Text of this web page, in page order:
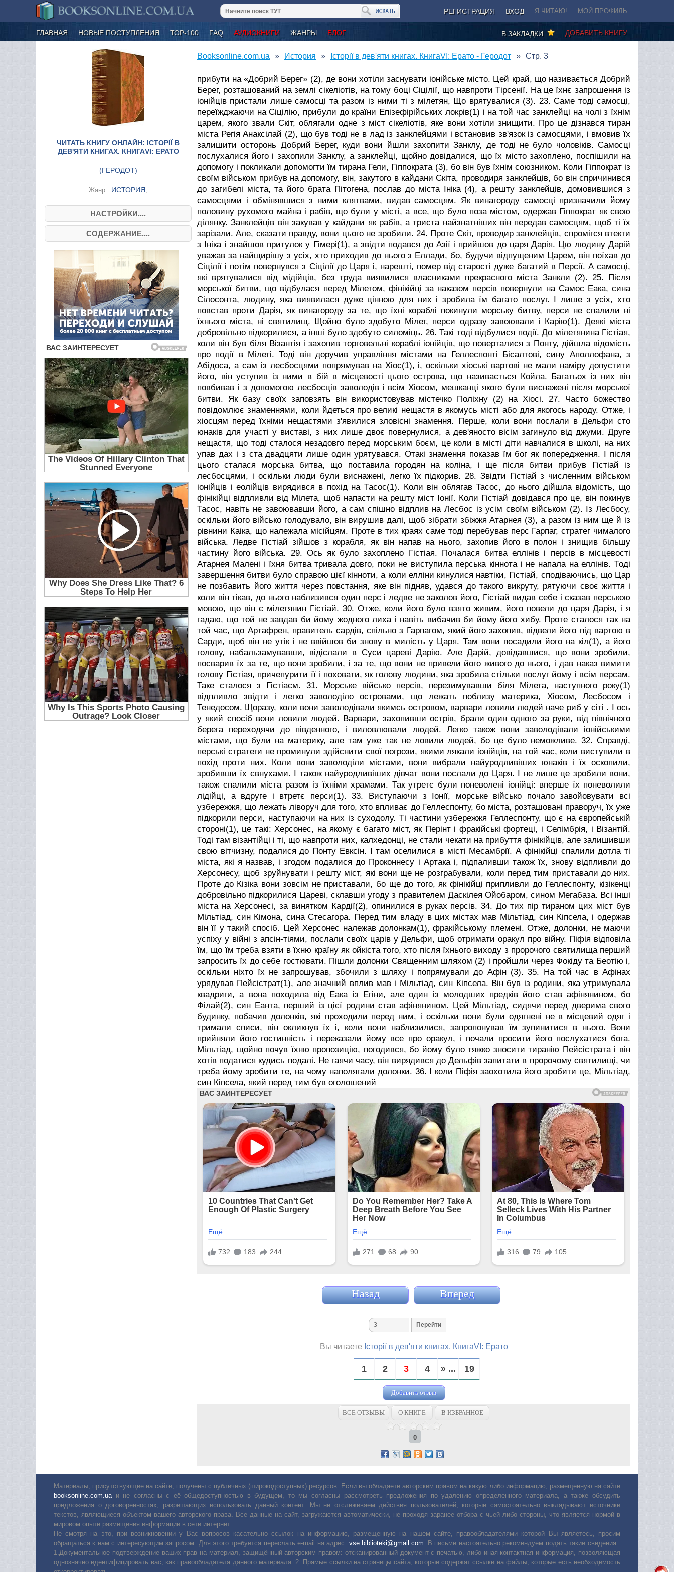
РЕГИСТРАЦИЯ ВХОД Я ЧИТАЮ! МОЙ ПРОФИЛЬ
ГЛАВНАЯ НОВЫЕ ПОСТУПЛЕНИЯ ТОР-100 FAQ АУДИОКНИГИ ЖАНРЫ БЛОГ ДОБАВИТЬ КНИГУ
В ЗАКЛАДКИ
ЧИТАТЬ КНИГУ ОНЛАЙН: ІСТОРІЇ В
ДЕВ'ЯТИ КНИГАХ. КНИГАVI: ЕРАТО
(ГЕРОДОТ)
Жанр : ИСТОРИЯ;
НАСТРОЙКИ....
СОДЕРЖАНИЕ....
Booksonline.com.ua История Історії в дев'яти книгах. КнигаVI: Ерато - Геродот Стр. 3
прибути на «Добрий Берег» (2), де вони хотіли заснувати іонійське місто. Цей край, що називається Добрий
Берег, розташований на землі сікеліотів, на тому боці Сіцілії, що навпроти Тірсенії. На це їхнє запрошення із
іонійців пристали лише самосці та разом із ними ті з мілетян, Що врятувалися (3). 23. Саме тоді самосці,
переїжджаючи на Сіцілію, прибули до країни Епізефірійських локрів(1) і на той час занклейці на чолі з їхнім
царем, якого звали Скіт, облягали одне з міст сікеліотів, яке вони хотіли знищити. Про це дізнався тиран
міста Регія Анаксілай (2), що був тоді не в лад із занклейцями і встановив зв'язок із самосцями, і вмовив їх
залишити осторонь Добрий Берег, куди вони йшли захопити Занклу, де тоді не було чоловіків. Самосці
послухалися його і захопили Занклу, а занклейці, щойно довідалися, що їх місто захоплено, поспішили на
допомогу і покликали допомогти їм тирана Гели, Гіппократа (3), бо він був їхнім союзником. Коли Гіппократ із
своїм військом прибув на допомогу, він, закутого в кайдани Скіта, проводиря занклейців, бо він спричинився
до загибелі міста, та його брата Пітогена, послав до міста Ініка (4), а решту занклейців, домовившися з
самосцями і обмінявшися з ними клятвами, видав самосцям. Як винагороду самосці призначили йому
половину рухомого майна і рабів, що були у місті, а все, що було поза містом, одержав Гіппократ як свою
ділянку. Занклейців він закував у кайдани як рабів, а триста найзнатніших він передав самосцям, щоб ті їх
зарізали. Але, сказати правду, вони цього не зробили. 24. Проте Скіт, проводир занклейців, спромігся втекти
з Ініка і знайшов притулок у Гімері(1), а звідти подався до Азії і прийшов до царя Дарія. Цю людину Дарій
уважав за найщирішу з усіх, хто приходив до нього з Еллади, бо, будучи відпущеним Царем, він поїхав до
Сіцілії і потім повернувся з Сіцілії до Царя і, нарешті, помер від старості дуже багатий в Персії. А самосці,
які врятувалися від мідійців, без труда виявилися власниками прекрасного міста Занкли (2). 25. Після
морської битви, що відбулася перед Мілетом, фінікійці за наказом персів повернули на Самос Еака, сина
Сілосонта, людину, яка виявилася дуже цінною для них і зробила їм багато послуг. І лише з усіх, хто
повстав проти Дарія, як винагороду за те, що їхні кораблі покинули морську битву, перси не спалили ні
їхнього міста, ні святилищ. Щойно було здобуто Мілет, перси одразу завоювали і Карію(1). Деякі міста
добровільно підкорилися, а інші було здобуто силоміць. 26. Такі тоді відбулися події. До мілетянина Гістіая,
коли він був біля Візантія і захопив торговельні кораблі іонійців, що поверталися з Понту, дійшла відомість
про події в Мілеті. Тоді він доручив управління містами на Геллеспонті Бісалтові, сину Аполлофана, з
Абідоса, а сам із лесбосцями попрямував на Хіос(1), і, оскільки хіоські вартові не мали наміру допустити
його, він уступив із ними в бій в місцевості цього острова, що називається Койла. Багатьох із них він
повбивав і з допомогою лесбосців заволодів і всім Хіосом, мешканці якого були виснажені після морської
битви. Як базу своїх заповзять він використовував містечко Поліхну (2) на Хіосі. 27. Часто божество
повідомлює знаменнями, коли йдеться про великі нещастя в якомусь місті або для якогось народу. Отже, і
хіосцям перед їхніми нещастями з'явилися зловісні знамення. Перше, коли вони послали в Дельфи сто
юнаків для участі у виставі, з них лише двоє повернулися, а дев'яносто вісім загинуло від джуми. Друге
нещастя, що тоді сталося незадовго перед морським боєм, це коли в місті діти навчалися в школі, на них
упав дах і з ста двадцяти лише один урятувався. Отакі знамення показав їм бог як попередження. І після
цього сталася морська битва, що поставила городян на коліна, і ще після битви прибув Гістіай із
лесбосцями, і оскільки люди були виснажені, легко їх підкорив. 28. Звідти Гістіай з численним військом
іонійців і еолійців вирядився в похід на Тасос(1). Коли він облягав Тасос, до нього дійшла відомість, що
фінікійці відпливли від Мілета, щоб напасти на решту міст Іонії. Коли Гістіай довідався про це, він покинув
Тасос, навіть не завоювавши його, а сам спішно відплив на Лесбос із усім своїм військом (2). Із Лесбосу,
оскільки його військо голодувало, він вирушив далі, щоб зібрати збіжжя Атарнея (3), а разом із ним ще й із
рівнини Каіка, що належала місійцям. Проте в тих краях саме тоді перебував перс Гарпаг, стратег чималого
війська. Ледве Гістіай зійшов з корабля, як він напав на нього, захопив його в полон і знищив більшу
частину його війська. 29. Ось як було захоплено Гістіая. Почалася битва еллінів і персів в місцевості
Атарнея Малені і їхня битва тривала довго, поки не виступила перська кіннота і не напала на еллінів. Тоді
завершення битви було справою цієї кінноти, а коли елліни кинулися навтіки, Гістіай, сподіваючись, що Цар
не позбавить його життя через повстання, яке він підняв, удався до такого викруту, рятуючи своє життя і
коли він тікав, до нього наблизився один перс і ледве не заколов його, Гістіай видав себе і сказав перською
мовою, що він є мілетянин Гістіай. 30. Отже, коли його було взято живим, його повели до царя Дарія, і я
гадаю, що той не завдав би йому жодного лиха і навіть вибачив би йому його хибу. Проте сталося так на
той час, що Артафрен, правитель сардів, спільно з Гарпагом, який його захопив, відвели його під вартою в
Сарди, щоб він не утік і не ввійшов би знову в милість у Царя. Там вони посадили його на кіл(1), а його
голову, набальзамувавши, відіслали в Суси цареві Дарію. Але Дарій, довідавшися, що вони зробили,
посварив їх за те, що вони зробили, і за те, що вони не привели його живого до нього, і дав наказ вимити
голову Гістіая, причепурити її і поховати, як голову людини, яка зробила стільки послуг йому і всім персам.
Таке сталося з Гістіаєм.
31. Морське військо персів, перезимувавши біля Мілета, наступного року(1)
відпливло звідти і легко заволоділо островами, що лежать поблизу материка, Хіосом, Лесбосом і
Тенедосом. Щоразу, коли вони заволодівали якимсь островом, варвари ловили людей наче риб у сіті . І ось
у який спосіб вони ловили людей. Варвари, захопивши острів, брали один одного за руки, від північного
берега переходячи до південного, і виловлювали людей.
Легко також вони заволодівали іонійськими
містами, що були на материку, але там уже так не ловили людей, бо це було неможливе. 32. Справді,
перські стратеги не проминули здійснити свої погрози, якими лякали іонійців, на той час, коли виступили в
похід проти них. Коли вони заволоділи містами, вони вибрали найуродливіших юнаків і їх оскопили,
зробивши їх євнухами. І також найуродливіших дівчат вони послали до Царя. І не лише це зробили вони,
також спалили міста разом із їхніми храмами. Так утретє були поневолені іонійці: вперше їх поневолили
лідійці, а вдруге і втретє перси(1).
33. Виступаючи з Іонії, морське військо почало завойовувати всі
узбережжя, що лежать ліворуч для того, хто впливає до Геллеспонту, бо міста, розташовані праворуч, їх уже
підкорили перси, наступаючи на них із суходолу. Ті частини узбережжя Геллеспонту, що є на європейській
стороні(1), це такі: Херсонес, на якому є багато міст, як Перінт і фракійські фортеці, і Селімбрія, і Візантій.
Тоді там візантійці і ті, що навпроти них, калхедонці, не стали чекати на прибуття фінікійців, але залишивши
свою вітчизну, подалися до Понту Евксін. І там оселилися в місті Месамбрії. А фінікійці спалили дотла ті
міста, які я назвав, і згодом подалися до Проконнесу і Артака і, підпаливши також їх, знову відпливли до
Херсонесу, щоб зруйнувати і решту міст, які вони ще не розграбували, коли перед тим приставали до них.
Проте до Кізіка вони зовсім не приставали, бо ще до того, як фінікійці припливли до Геллеспонту, кізікенці
добровільно підкорилися Цареві, склавши угоду з правителем Даскілея Ойобаром, сином Мегабаза. Всі інші
міста на Херсонесі, за винятком Кардії(2), опинилися в руках персів. 34. До тих пір тираном цих міст був
Мільтіад, син Кімона, сина Стесагора. Перед тим владу в цих містах мав Мільтіад, син Кіпсела, і одержав
він її у такий спосіб. Цей Херсонес належав долонкам(1), фракійському племені. Отже, долонки, не маючи
успіху у війні з апсін-тіями, послали своїх царів у Дельфи, щоб отримати оракул про війну. Піфія відповіла
їм, що їм треба взяти в їхню країну як ойкіста того, хто після їхнього виходу з пророчого святилища перший
запросить їх до себе гостювати. Пішли долонки Священним шляхом (2) і пройшли через Фокіду та Беотію і,
оскільки ніхто їх не запрошував, збочили з шляху і попрямували до Афін (3). 35. На той час в Афінах
урядував Пейсістрат(1), але значний вплив мав і Мільтіад, син Кіпсела. Він був із родини, яка утримувала
квадриги, а вона походила від Еака із Егіни, але один із молодших предків його став афінянином, бо
Філай(2), син Еанта, перший із цієї родини став афінянином. Цей Мільтіад, сидячи перед дверима свого
будинку, побачив долонків, які проходили перед ним, і оскільки вони були одягнені не в місцевий одяг і
тримали списи, він окликнув їх і, коли вони наблизилися, запропонував їм зупинитися в нього. Вони
прийняли його гостинність і переказали йому все про оракул, і почали просити його послухатися бога.
Мільтіад, щойно почув їхню пропозицію, погодився, бо йому було тяжко зносити тиранію Пейсістрата і він
хотів податися кудись подалі. Не гаячи часу, він вирядився до Дельфів запитати в пророчому святилищі, чи
треба йому зробити те, на чому наполягали долонки. 36. І коли Піфія заохотила його зробити це, Мільтіад,
син Кіпсела, який перед тим був оголошений
Назад Вперед
Вы читаете Історії в дев'яти книгах. КнигаVI: Ерато
1 2 3 4 » ... 19
Добавить отзыв
ВСЕ ОТЗЫВЫ О КНИГЕ В ИЗБРАННОЕ
0
Материалы, присутствующие на сайте, получены с публичных (широкодоступных) ресурсов. Если вы обладаете авторским правом на какую либо информацию, размещенную на сайте
booksonline.com.ua и не согласны с её общедоступностью в будущем, то мы согласны рассмотреть предложения по удалению определенного материала, а также обсудить
предложения о договоренностях, разрешающих использовать данный контент. Мы не отслеживаем действия пользователей, которые самостоятельно выкладывают источники
текстов, являющиеся объектом вашего авторского права. Все данные на сайт, загружаются автоматически, не проходя заранее отбора с чьей либо стороны, что является нормой в
мировом опыте размещения информации в сети интернет.
Не смотря на это, при возникновении у Вас вопросов касательно ссылок на информацию, размещенную на нашем сайте, правообладателями которой Вы являетесь, просим
обращаться к нам с интересующим запросом. Для этого требуется переслать е-mail на адрес: vse.biblioteki@gmail.com . В письме настоятельно рекомендуем подать такие сведения :
1.Документальное подтверждение ваших прав на материал, защищённый авторским правом: отсканированный документ с печатью, либо иная контактная информация, позволяющая
однозначно идентифицировать вас, как правообладателя данного материала. 2. Прямые ссылки на страницы сайта, которые содержат ссылки на файлы, которые есть необходимость